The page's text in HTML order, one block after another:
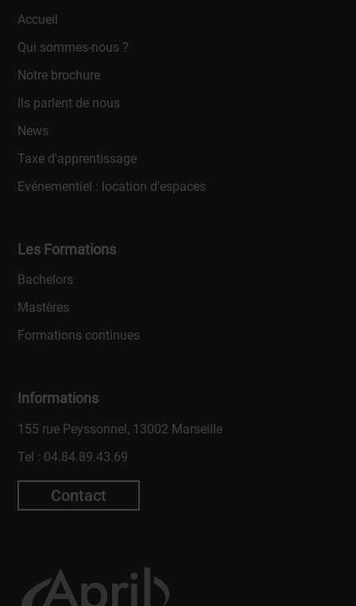
Accueil
Qui sommes-nous ?
Notre brochure
Ils parlent de nous
News
Taxe d'apprentissage
Evénementiel : location d'espaces
Les Formations
Bachelors
Mastères
Formations continues
Informations
155 rue Peyssonnel, 13002 Marseille
Tel : 04.84.89.43.69
Contact